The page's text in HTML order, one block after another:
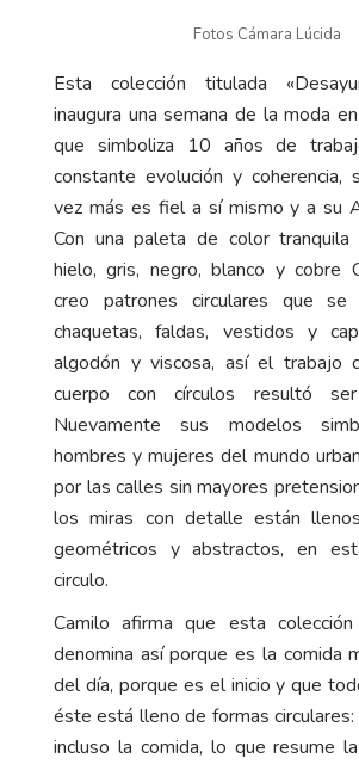
Fotos Cámara Lúcida
Esta colección titulada
inaugura una semana de la moda
que simboliza 10 años de
constante evolución y coherencia,
vez más es fiel a sí mismo y a su
Con una paleta de color
hielo, gris, negro, blanco y cobre
creo patrones circulares que se
chaquetas, faldas, vestidos y
algodón y viscosa, así el trabajo
cuerpo con círculos resultó
Nuevamente sus modelos
hombres y mujeres del mundo
por las calles sin mayores
los miras con detalle están
geométricos y abstractos, en
circulo.
Camilo afirma que esta
denomina así porque es la comida
del día, porque es el inicio y que
éste está lleno de formas
incluso la comida, lo que resume